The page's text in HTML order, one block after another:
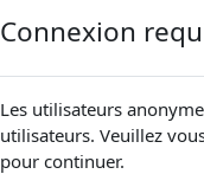
Connexion
Les utilisateurs
utilisateurs. Veuillez
pour continuer.